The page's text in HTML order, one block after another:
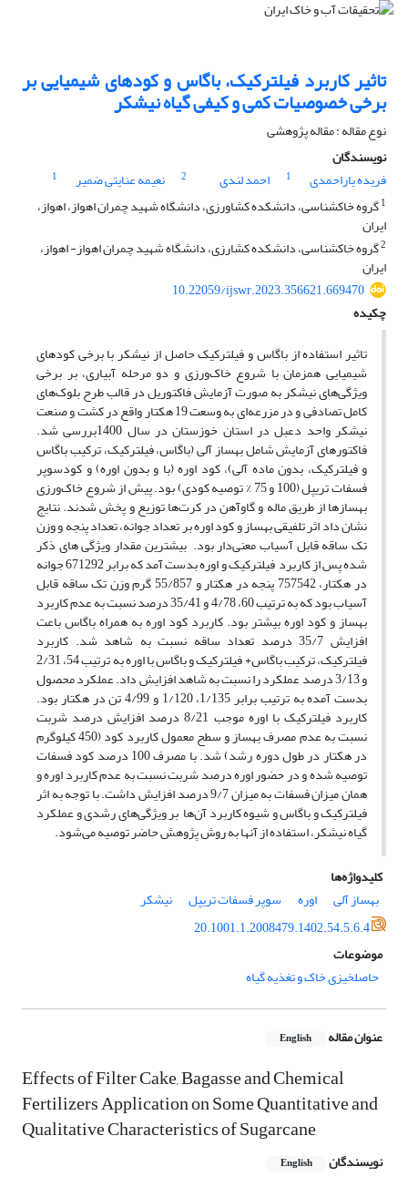
تاثیر کاربرد فیلترکیک، باگاس و کودهای شیمیایی بر
برخی خصوصیات کمی و کیفی گیاه نیشکر
نوع مقاله : مقاله پژوهشی
نویسندگان
فریده یاراحمدی
1 احمد لندی 2 نعیمه عنایتی ضمیر
1
1گروه خاکشناسی، دانشکده کشاورزی، دانشگاه شهید چمران اهواز، اهواز،
ایران
2گروه خاکشناسی، دانشکده کشارزی، دانشگاه شهید چمران اهواز- اهواز،
ایران
10.22059/ijswr.2023.356621.669470
چکیده
تاثیر استفاده از باگاس و فیلترکیک حاصل از نیشکر با برخی کودهای
شیمیایی همزمان با شروع خاک‌ورزی و دو مرحله آبیاری، بر برخی
ویژگی‌های نیشکر به صورت آزمایش فاکتوریل در قالب طرح بلوک‌های
کامل تصادفی و در مزرعه‌ای به وسعت 19 هکتار واقع در کشت و صنعت
نیشکر واحد دعبل در استان خوزستان در سال 1400بررسی شد.
فاکتورهای آزمایش شامل بهساز آلی (باگاس، فیلترکیک، ترکیب باگاس
و فیلترکیک، بدون ماده آلی)، کود اوره (با و بدون اوره) و کودسوپر
فسفات تریپل (100 و 75 % توصیه کودی) بود. پیش از شروع خاک‌ورزی
بهسازها از طریق ماله و گاوآهن در کرت‌ها توزیع و پخش شدند. نتایج
نشان داد اثر تلفیقی بهساز و کود اوره بر تعداد جوانه، تعداد پنجه و وزن
تک ساقه قابل آسیاب معنی‌دار بود. بیشترین مقدار ویژگی های ذکر
شده پس از کاربرد فیلترکیک و اوره بدست آمد که برابر 671292 جوانه
در هکتار، 757542 پنجه در هکتار و 55/857 گرم وزن تک ساقه قابل
آسیاب بود که به ترتیب 60، 4/78 و 35/41 درصد نسبت به عدم کاربرد
بهساز و کود اوره بیشتر بود. کاربرد کود اوره به همراه باگاس باعت
افزایش 35/7 درصد تعداد ساقه نسبت به شاهد شد. کاربرد
فیلترکیک، ترکیب باگاس+ فیلترکیک و باگاس با اوره به ترتیب 54، 2/31
و 3/13 درصد عملکرد را نسبت به شاهد افزایش داد. عملکرد محصول
بدست آمده به ترتیب برابر 1/135، 1/120 و 4/99 تن در هکتار بود.
کاربرد فیلترکیک با اوره موجب 8/21 درصد افزایش درصد شربت
نسبت به عدم مصرف بهساز و سطح معمول کاربرد کود (450 کیلوگرم
در هکتار در طول دوره رشد) شد. با مصرف 100 درصد کود فسفات
توصیه شده و در حضور اوره درصد شربت نسبت به عدم کاربرد اوره و
همان میزان فسفات به میزان 9/7 درصد افزایش داشت. با توجه به اثر
فیلترکیک و باگاس و شیوه کاربرد آن‌ها بر ویژگی‌های رشدی و عملکرد
گیاه نیشکر، استفاده از آنها به روش پژوهش حاضر توصیه می‌شود.
کلیدواژه‌ها
بهساز آلی
اوره سوپر فسفات تریپل
نیشکر
20.1001.1.2008479.1402.54.5.6.4
موضوعات
حاصلخیزی خاک و تغذیه گیاه
عنوان مقاله English
Effects of Filter Cake, Bagasse and Chemical
Fertilizers Application on Some Quantitative and
Qualitative Characteristics of Sugarcane
نویسندگان English